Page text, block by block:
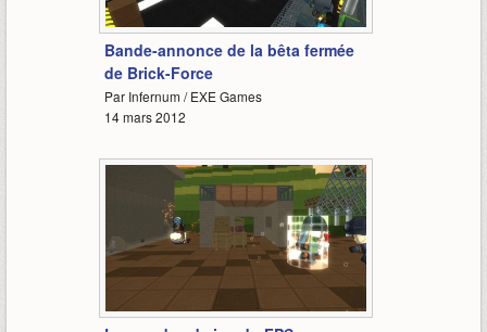
1:39
Bande-annonce de la bêta fermée
de Brick-Force
Par Infernum / EXE Games
14 mars 2012
1:22